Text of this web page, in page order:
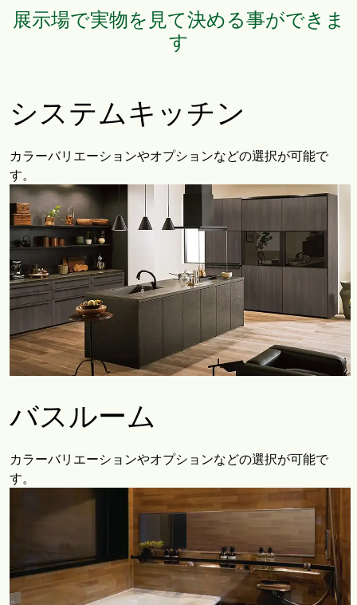
展示場で実物を見て決める事ができま
す
システムキッチン
カラーバリエーションやオプションなどの選択が可能で
す。
バスルーム
カラーバリエーションやオプションなどの選択が可能で
す。